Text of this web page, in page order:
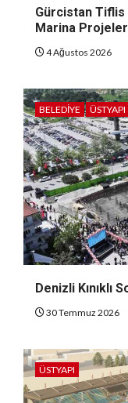
Gürcistan Tiflis
Marina
4 Ağustos 2026
BELEDIYE ÜSTYAPI
Denizli Kınıklı
30 Temmuz 2026
ÜSTYAPI